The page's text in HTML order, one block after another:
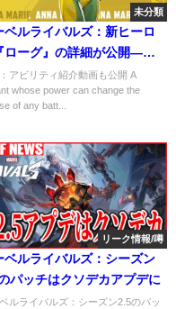
未分類
ベルライバルズ：新ヒーロ
ローグ』の詳細が公開—敵
力やULTを奪う新ヴァンガー
アビリティ紹介動画も公開 A
whose power can change the
of any batt...
リーク情報/噂
ベルライバルズ：シーズン
パッチはクソデカアプデに
ルライバルズ：シーズン2.5のパッ